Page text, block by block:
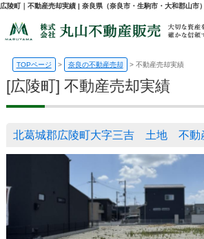
TOPページ 奈良の不動産売却 不動産売却実績
[広陵町] 不動産売却実績
北葛城郡広陵町大字三吉 土地 不動